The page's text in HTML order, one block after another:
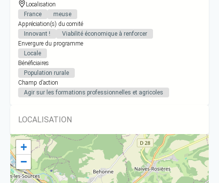
Localisation
France
meuse
Appréciation(s) du comité
Innovant !
Viabilité économique à renforcer
Envergure du programme
Locale
Bénéficiaires
Population rurale
Champ d’action
Agir sur les formations professionnelles et agricoles
LOCALISATION
+
−